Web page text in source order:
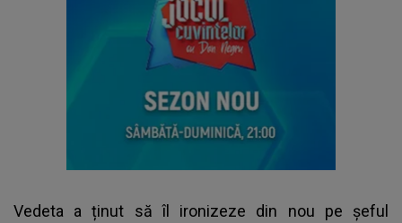
Vedeta a ținut să îl ironizeze din nou pe șeful